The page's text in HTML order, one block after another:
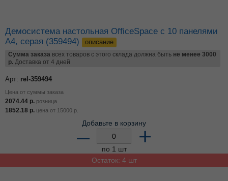
Демосистема настольная OfficeSpace с 10 панелями
А4, серая (359494)
описание
Сумма заказа всех товаров с этого склада должна быть не менее 3000
р. Доставка от 4 дней
Арт: rel-359494
Цена от суммы заказа
2074.44 р. розница
1852.18 р. цена от 15000 р.
Добавьте в корзину
– +
по 1 шт
Остаток: 4 шт